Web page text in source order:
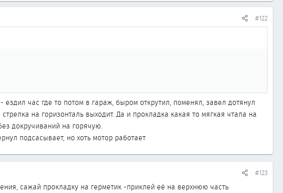
#122
час где то потом в гараж, быром открутил, поменял, завел дотянул
на горизонталь выходит. Да и прокладка какая то мягкая чтала на
докручиваний на горячую.
подсасывает, но хоть мотор работает
#123
сажай прокладку на герметик -приклей её на верхнюю часть